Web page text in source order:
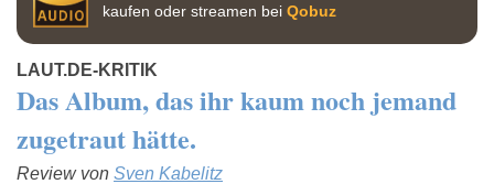
kaufen oder streamen bei Qobuz
LAUT.DE-KRITIK
Das Album, das ihr kaum noch jemand
zugetraut hätte.
Review von Sven Kabelitz